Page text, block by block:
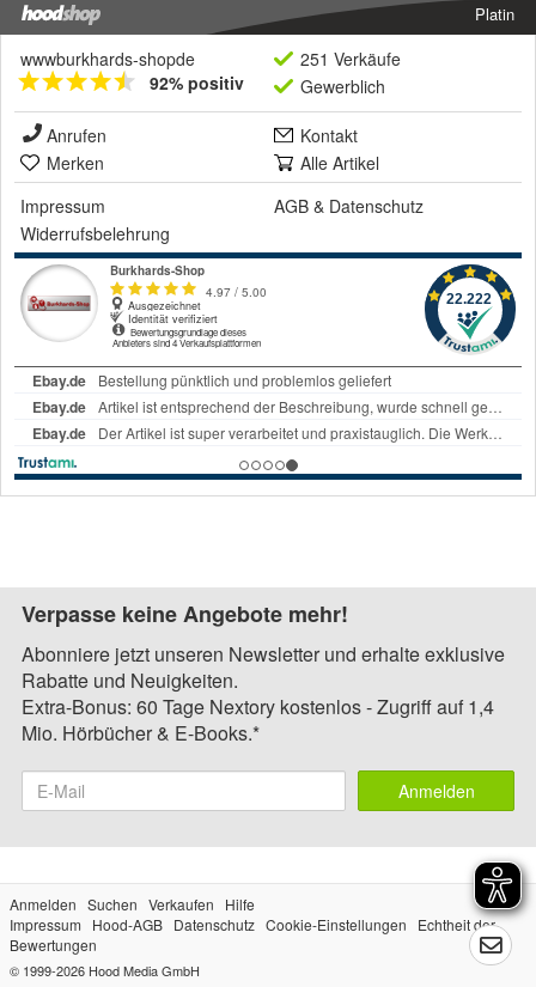
Platin
wwwburkhards-shopde
92% positiv
251 Verkäufe
Gewerblich
Anrufen
Kontakt
Merken
Alle Artikel
Impressum
AGB & Datenschutz
Widerrufsbelehrung
Verpasse keine Angebote mehr!
Abonniere jetzt unseren Newsletter und erhalte exklusive
Rabatte und Neuigkeiten.
Extra-Bonus: 60 Tage Nextory kostenlos - Zugriff auf 1,4
Mio. Hörbücher & E-Books.*
Anmelden
Anmelden Suchen Verkaufen
Hilfe
Impressum
Hood-AGB Datenschutz Cookie-Einstellungen
Echtheit der
Bewertungen
© 1999-2026 Hood Media GmbH